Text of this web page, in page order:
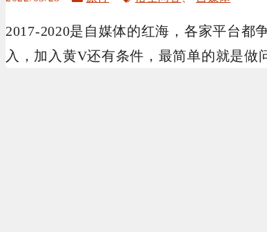
2017-2020是自媒体的红海，各家平台都
入，加入黄V还有条件，最简单的就是做